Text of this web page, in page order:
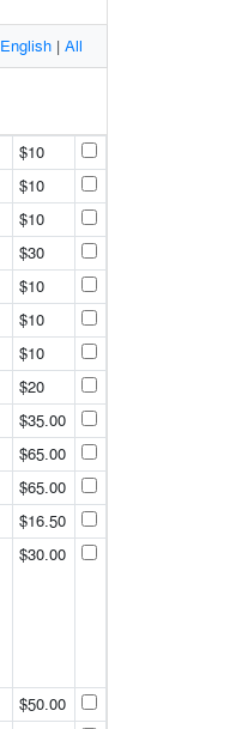
English | All
$10
$10
$10
$30
$10
$10
$10
$20
$35.00
$65.00
$65.00
$16.50
$30.00
$50.00